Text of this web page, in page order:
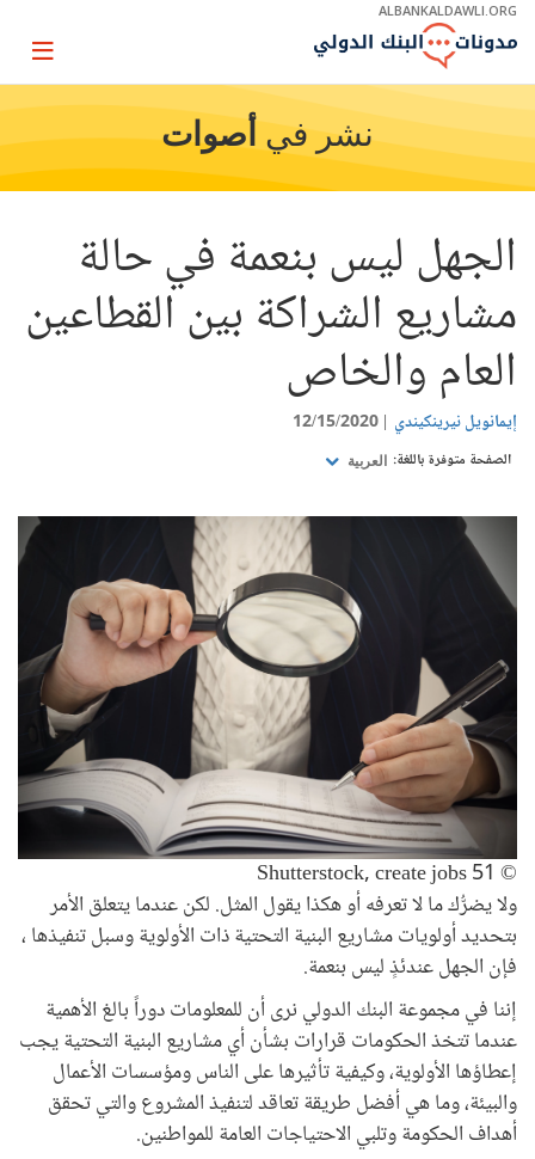
Skip
Main
ALBANKALDAWLI.ORG
Page
نشر في أصوات
الجهل ليس بنعمة في حالة
مشاريع الشراكة بين القطاعين
العام والخاص
إيمانويل نيرينكيندي 12/15/2020
الصفحة متوفرة باللغة: العربية
© Shutterstock, create jobs 51
ولا يضرُّك ما لا تعرفه أو هكذا يقول المثل. لكن عندما يتعلق الأمر
بتحديد أولويات مشاريع البنية التحتية ذات الأولوية وسبل تنفيذها ،
فإن الجهل عندئذٍ ليس بنعمة.
إننا في مجموعة البنك الدولي نرى أن للمعلومات دوراً بالغ الأهمية
عندما تتخذ الحكومات قرارات بشأن أي مشاريع البنية التحتية يجب
إعطاؤها الأولوية، وكيفية تأثيرها على الناس ومؤسسات الأعمال
والبيئة، وما هي أفضل طريقة تعاقد لتنفيذ المشروع والتي تحقق
أهداف الحكومة وتلبي الاحتياجات العامة للمواطنين.